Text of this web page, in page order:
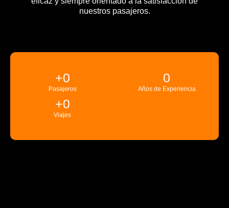
nuestros pasajeros.
Pasajeros
+0
Años de Experiencia
0
Viajes
+0